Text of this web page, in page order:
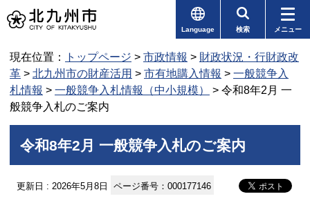
Language 検索 メニュー
現在位置： トップページ > 市政情報 > 財政状況・行財政改
革 > 北九州市の財産活用 > 市有地購入情報 > 一般競争入
札情報 > 一般競争入札情報（中小規模）
> 令和8年2月 一
般競争入札のご案内
令和8年2月 一般競争入札のご案内
更新日 : 2026年5月8日 ページ番号：000177146